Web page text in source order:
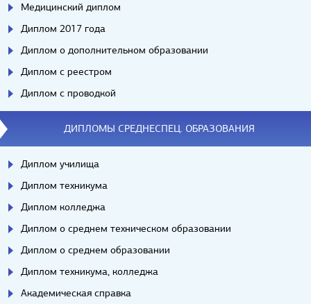
Медицинский диплом
Диплом 2017 года
Диплом о дополнительном образовании
Диплом с реестром
Диплом с проводкой
ДИПЛОМЫ СРЕДНЕСПЕЦ. ОБРАЗОВАНИЯ
Диплом училища
Диплом техникума
Диплом колледжа
Диплом о среднем техническом образовании
Диплом о среднем образовании
Диплом техникума, колледжа
Академическая справка